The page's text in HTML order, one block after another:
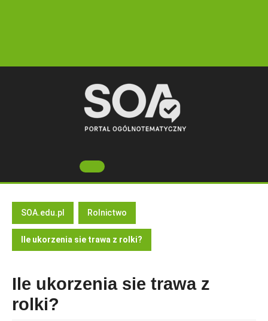
Open
Button
SOA.edu.pl Rolnictwo
Ile ukorzenia sie trawa z rolki?
Ile ukorzenia sie trawa z
rolki?